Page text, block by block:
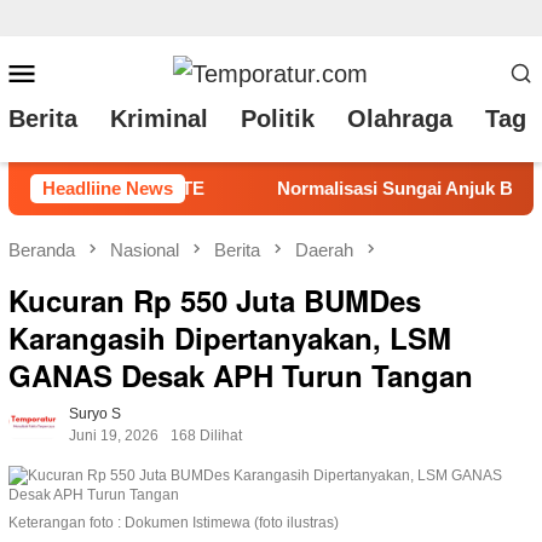
ke
konten
Mobile
Berita Kriminal Politik Olahraga Tag
Headliine News
Anjuk Bernilai Rp1,8 Miliar Disorot, Warga Pertanyakan
Beranda Nasional Berita Daerah
Kucuran Rp 550 Juta BUMDes
Karangasih Dipertanyakan, LSM
GANAS Desak APH Turun Tangan
Suryo S
Juni 19, 2026
168 Dilihat
Keterangan foto : Dokumen Istimewa (foto ilustras)